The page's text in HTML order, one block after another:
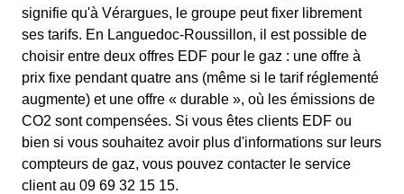
signifie qu'à Vérargues, le groupe peut fixer librement
ses tarifs. En Languedoc-Roussillon, il est possible de
choisir entre deux offres EDF pour le gaz : une offre à
prix fixe pendant quatre ans (même si le tarif réglementé
augmente) et une offre « durable », où les émissions de
CO2 sont compensées. Si vous êtes clients EDF ou
bien si vous souhaitez avoir plus d'informations sur leurs
compteurs de gaz, vous pouvez contacter le service
client au 09 69 32 15 15.